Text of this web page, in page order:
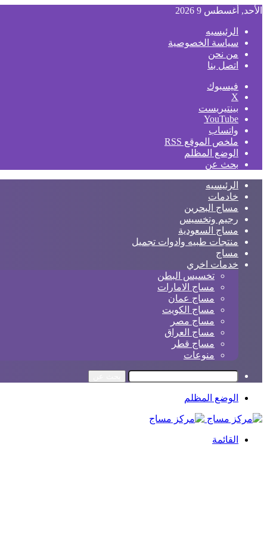
الأحد, أغسطس 9 2026
الرئيسيه
سياسة الخصوصية
من نحن
اتصل بنا
فيسبوك
‫X
بينتيريست
‫YouTube
واتساب
ملخص الموقع RSS
الوضع المظلم
بحث عن
الرئيسيه
خادمات
مساج البحرين
رجيم وتخسيس
مساج السعودية
منتجات طبيه وادوات تجميل
مساج
خدمات اخري
تخسيس البطن
مساج الامارات
مساج عمان
مساج الكويت
مساج مصر
مساج العراق
مساج قطر
منوعات
الوضع المظلم
القائمة